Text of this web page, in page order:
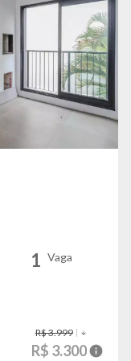
1 Vaga
R$ 3.999
R$ 3.300